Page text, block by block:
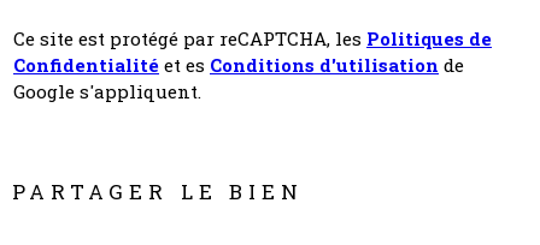
Ce site est protégé par reCAPTCHA, les Politiques de
Confidentialité et es Conditions d'utilisation de
Google s'appliquent.
PARTAGER LE BIEN